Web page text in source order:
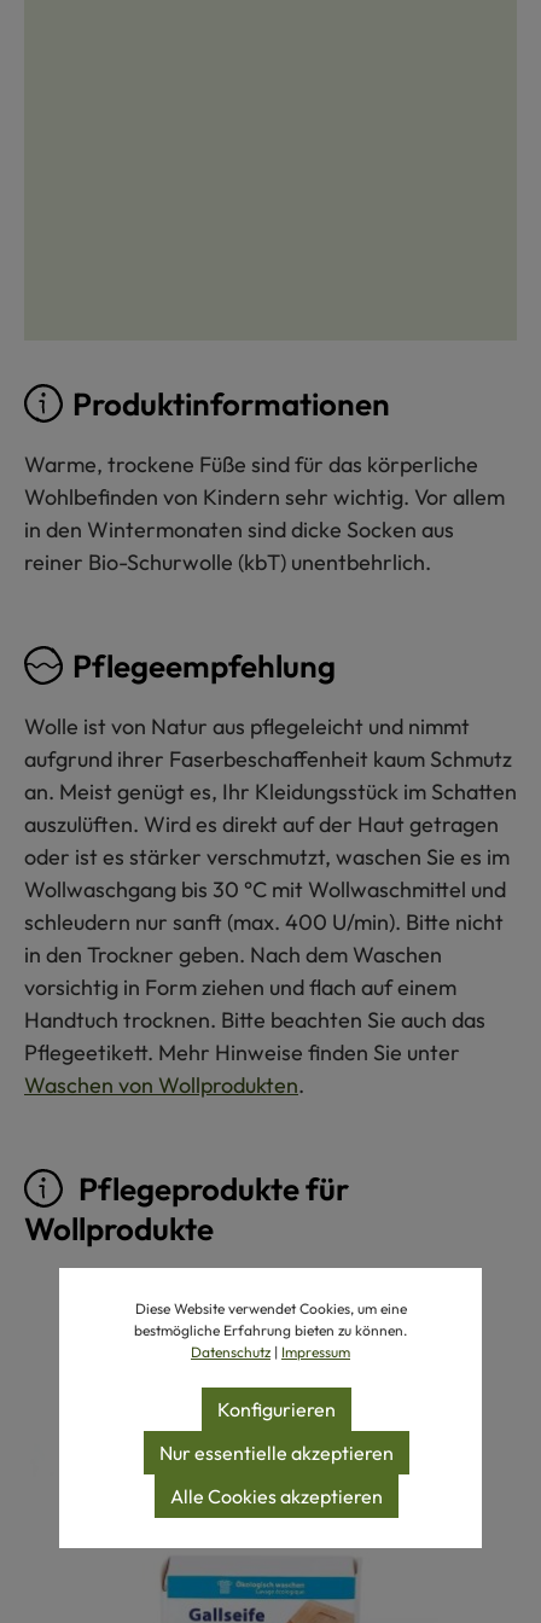
Produktinformationen
Warme, trockene Füße sind für das körperliche
Wohlbefinden von Kindern sehr wichtig. Vor allem
in den Wintermonaten sind dicke Socken aus
reiner Bio-Schurwolle (kbT) unentbehrlich.
Pflegeempfehlung
Wolle ist von Natur aus pflegeleicht und nimmt
aufgrund ihrer Faserbeschaffenheit kaum Schmutz
an. Meist genügt es, Ihr Kleidungsstück im Schatten
auszulüften. Wird es direkt auf der Haut getragen
oder ist es stärker verschmutzt, waschen Sie es im
Wollwaschgang bis 30 °C mit Wollwaschmittel und
schleudern nur sanft (max. 400 U/min). Bitte nicht
in den Trockner geben. Nach dem Waschen
vorsichtig in Form ziehen und flach auf einem
Handtuch trocknen. Bitte beachten Sie auch das
Pflegeetikett. Mehr Hinweise finden Sie unter
Waschen von Wollprodukten.
Pflegeprodukte für
Wollprodukte
Diese Website verwendet Cookies, um eine
bestmögliche Erfahrung bieten zu können.
Datenschutz | Impressum
Nur essentielle akzeptieren
Konfigurieren
Alle Cookies akzeptieren